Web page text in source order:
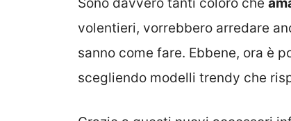
volentieri, vorrebbero arredare
sanno come fare. Ebbene, ora è
scegliendo modelli trendy che